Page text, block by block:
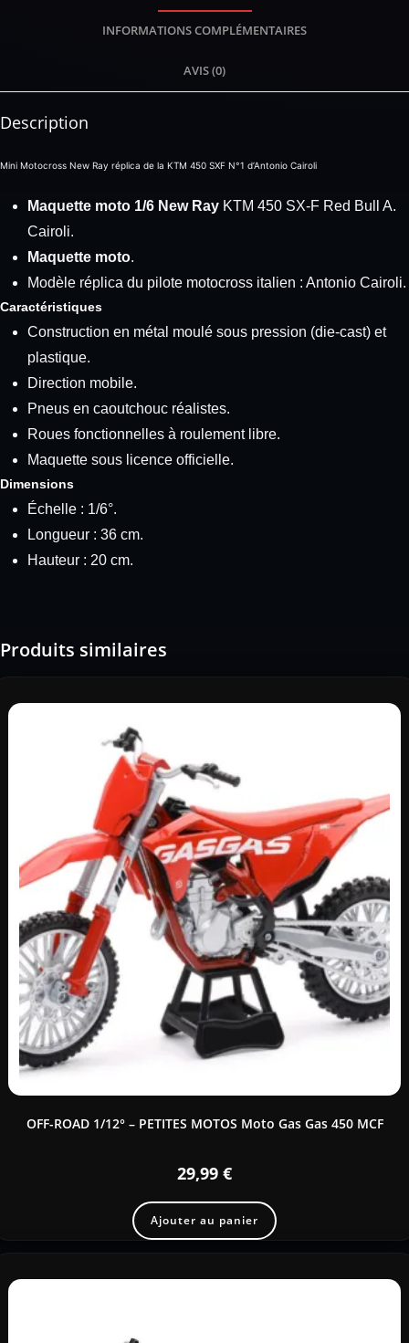
INFORMATIONS COMPLÉMENTAIRES
AVIS (0)
Description
Mini Motocross New Ray réplica de la KTM 450 SXF N°1 d’Antonio Cairoli
Maquette moto 1/6 New Ray KTM 450 SX-F Red Bull A.
Cairoli.
Maquette moto.
Modèle réplica du pilote motocross italien : Antonio Cairoli.
Caractéristiques
Construction en métal moulé sous pression (die-cast) et
plastique.
Direction mobile.
Pneus en caoutchouc réalistes.
Roues fonctionnelles à roulement libre.
Maquette sous licence officielle.
Dimensions
Échelle : 1/6°.
Longueur : 36 cm.
Hauteur : 20 cm.
Produits similaires
OFF-ROAD 1/12° – PETITES MOTOS Moto Gas Gas 450 MCF
29,99 €
Ajouter au panier